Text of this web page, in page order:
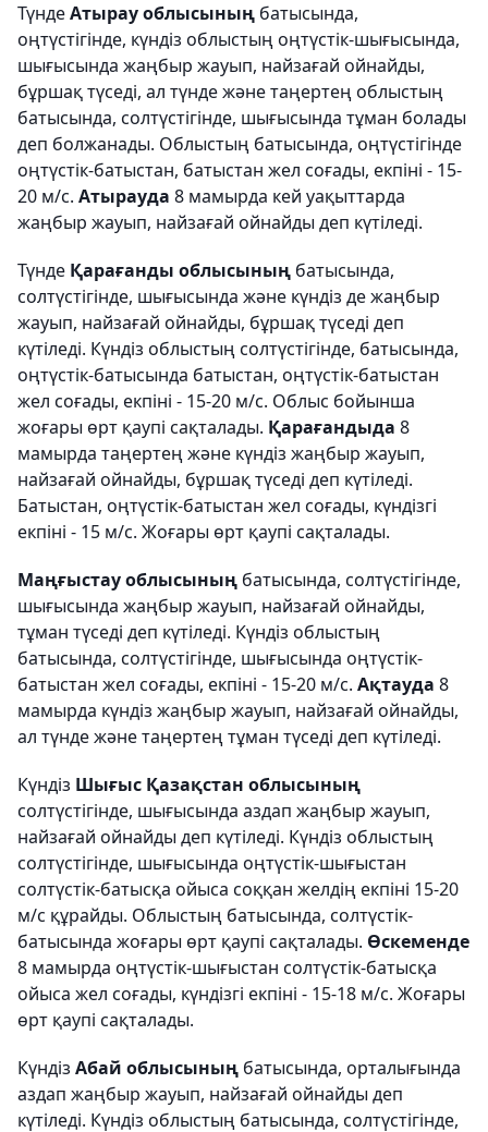
ТүндеАтырау облысының батысында,
оңтүстігінде, күндіз облыстың оңтүстік-шығысында,
шығысында жаңбыр жауып, найзағай ойнайды,
бұршақ түседі, ал түнде және таңертең облыстың
батысында, солтүстігінде, шығысында тұман болады
деп болжанады. Облыстың батысында, оңтүстігінде
оңтүстік-батыстан, батыстан жел соғады, екпіні - 15-
20 м/с. Атырауда 8 мамырда кей уақыттарда
жаңбыр жауып, найзағай ойнайды деп күтіледі.
Түнде Қарағанды облысының батысында,
солтүстігінде, шығысында және күндіз де жаңбыр
жауып, найзағай ойнайды, бұршақ түседі деп
күтіледі. Күндіз облыстың солтүстігінде, батысында,
оңтүстік-батысында батыстан, оңтүстік-батыстан
жел соғады, екпіні - 15-20 м/с. Облыс бойынша
жоғары өрт қаупі сақталады. Қарағандыда 8
мамырда таңертең және күндіз жаңбыр жауып,
найзағай ойнайды, бұршақ түседі деп күтіледі.
Батыстан, оңтүстік-батыстан жел соғады, күндізгі
екпіні - 15 м/с. Жоғары өрт қаупі сақталады.
Маңғыстау облысының батысында, солтүстігінде,
шығысында жаңбыр жауып, найзағай ойнайды,
тұман түседі деп күтіледі. Күндіз облыстың
батысында, солтүстігінде, шығысында оңтүстік-
батыстан жел соғады, екпіні - 15-20 м/с. Ақтауда 8
мамырда күндіз жаңбыр жауып, найзағай ойнайды,
ал түнде және таңертең тұман түседі деп күтіледі.
Күндіз Шығыс Қазақстан облысының
солтүстігінде, шығысында аздап жаңбыр жауып,
найзағай ойнайды деп күтіледі. Күндіз облыстың
солтүстігінде, шығысында оңтүстік-шығыстан
солтүстік-батысқа ойыса соққан желдің екпіні 15-20
м/с құрайды. Облыстың батысында, солтүстік-
батысында жоғары өрт қаупі сақталады. Өскеменде
8 мамырда оңтүстік-шығыстан солтүстік-батысқа
ойыса жел соғады, күндізгі екпіні - 15-18 м/с. Жоғары
өрт қаупі сақталады.
Күндіз Абай облысының батысында, орталығында
аздап жаңбыр жауып, найзағай ойнайды деп
күтіледі. Күндіз облыстың батысында, солтүстігінде,